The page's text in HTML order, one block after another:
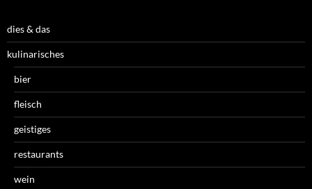
dies & das
kulinarisches
bier
fleisch
geistiges
restaurants
wein